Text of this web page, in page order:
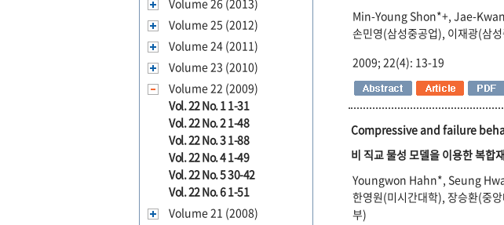
Volume 26 (2013)
Volume 25 (2012)
Volume 24 (2011)
Volume 23 (2010)
Volume 22 (2009)
Vol. 22 No. 1 1-31
Vol. 22 No. 2 1-48
Vol. 22 No. 3 1-88
Vol. 22 No. 4 1-49
Vol. 22 No. 5 30-42
Vol. 22 No. 6 1-51
Volume 21 (2008)
Min-Young Shon*+, Jae-
손민영(삼성중공업), 이재광(삼
2009; 22(4): 13-19
Compressive and failure
비 직교 물성 모델을 이용한 복합
Youngwon Hahn*, Seung
한영원(미시간대학), 장승환(중
부)